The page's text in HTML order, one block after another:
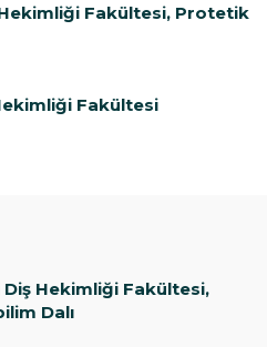
Fakültesi, Protetik
Fakültesi
Hekimliği Fakültesi,
Dalı